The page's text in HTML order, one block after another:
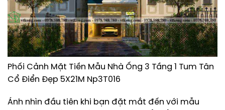
Phối Cảnh Mặt Tiền Mẫu Nhà Ống 3 Tầng 1 Tum Tân
Cổ Điển Đẹp 5X21M Np3T016
Ánh nhìn đầu tiên khi bạn đặt mắt đến với mẫu